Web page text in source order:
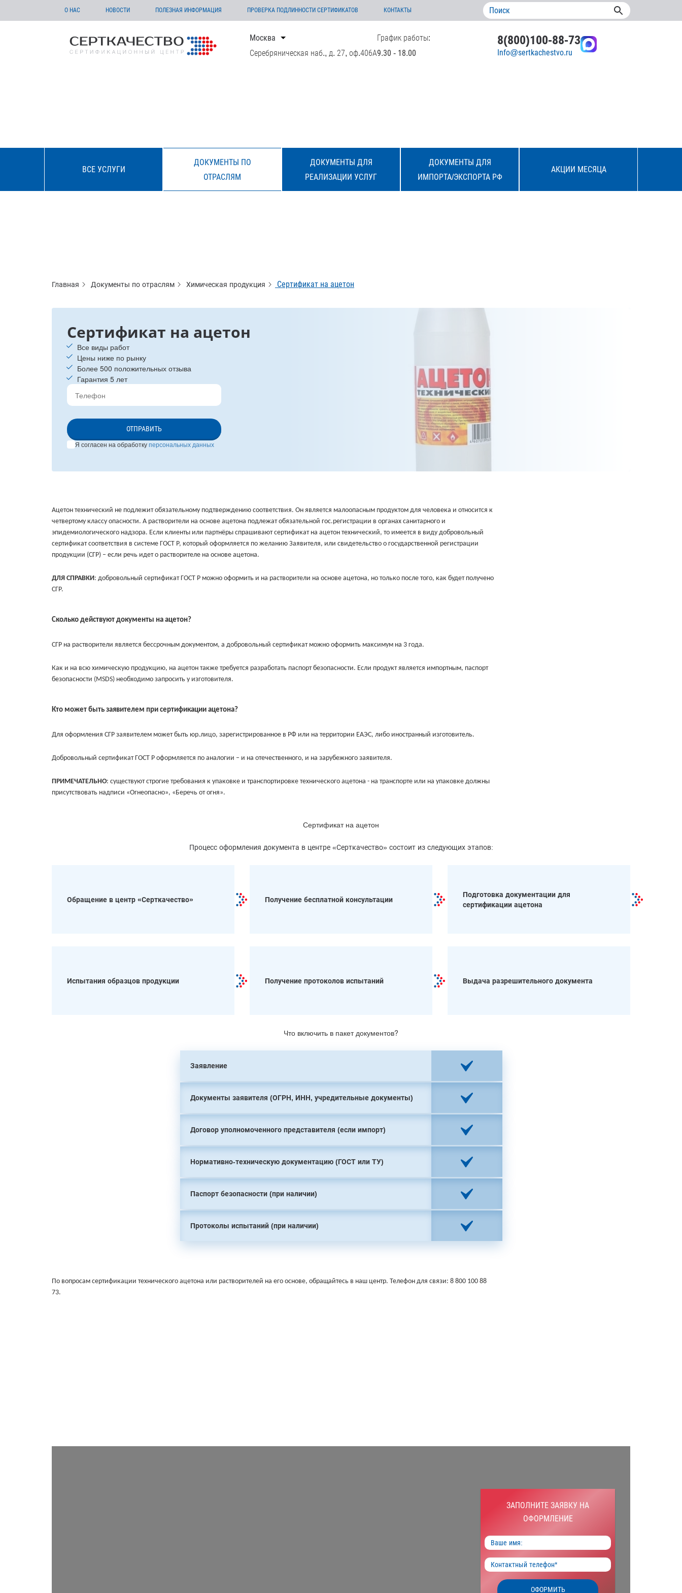
О НАС НОВОСТИ ПОЛЕЗНАЯ ИНФОРМАЦИЯ ПРОВЕРКА ПОДЛИННОСТИ СЕРТИФИКАТОВ КОНТАКТЫ
Москва
Серебряническая наб., д. 27, оф.406А
График работы:
9.30 - 18.00
8(800)100-88-73
Info@sertkachestvo.ru
ВСЕ УСЛУГИ
ДОКУМЕНТЫ ПО
ОТРАСЛЯМ
ДОКУМЕНТЫ ДЛЯ
РЕАЛИЗАЦИИ УСЛУГ
ДОКУМЕНТЫ ДЛЯ
ИМПОРТА/ЭКСПОРТА РФ
АКЦИИ МЕСЯЦА
Главная Документы по отраслям Химическая продукция Сертификат на ацетон
Сертификат на ацетон
Все виды работ
Цены ниже по рынку
Более 500 положительных отзыва
Гарантия 5 лет
ОТПРАВИТЬ
Я согласен на обработкуперсональных данных
Ацетон технический не подлежит обязательному подтверждению соответствия. Он является малоопасным продуктом для человека и относится к
четвертому классу опасности. А растворители на основе ацетона подлежат обязательной гос.регистрации в органах санитарного и
эпидемиологического надзора. Если клиенты или партнёры спрашивают сертификат на ацетон технический, то имеется в виду добровольный
сертификат соответствия в системе ГОСТ Р, который оформляется по желанию Заявителя, или свидетельство о государственной регистрации
продукции (СГР) – если речь идет о растворителе на основе ацетона.
ДЛЯ СПРАВКИ: добровольный сертификат ГОСТ Р можно оформить и на растворители на основе ацетона, но только после того, как будет получено
СГР.
Сколько действуют документы на ацетон?
СГР на растворители является бессрочным документом, а добровольный сертификат можно оформить максимум на 3 года.
Как и на всю химическую продукцию, на ацетон также требуется разработать паспорт безопасности. Если продукт является импортным, паспорт
безопасности (MSDS) необходимо запросить у изготовителя.
Кто может быть заявителем при сертификации ацетона?
Для оформления СГР заявителем может быть юр.лицо, зарегистрированное в РФ или на территории ЕАЭС, либо иностранный изготовитель.
Добровольный сертификат ГОСТ Р оформляется по аналогии – и на отечественного, и на зарубежного заявителя.
ПРИМЕЧАТЕЛЬНО: существуют строгие требования к упаковке и транспортировке технического ацетона - на транспорте или на упаковке должны
присутствовать надписи «Огнеопасно», «Беречь от огня».
Сертификат на ацетон
Процесс оформления документа в центре «Серткачество» состоит из следующих этапов:
Обращение в центр «Серткачество» Получение бесплатной консультации
Подготовка документации для
сертификации ацетона
Испытания образцов продукции Получение протоколов испытаний Выдача разрешительного документа
Что включить в пакет документов?
Заявление
Документы заявителя (ОГРН, ИНН, учредительные документы)
Договор уполномоченного представителя (если импорт)
Нормативно-техническую документацию (ГОСТ или ТУ)
Паспорт безопасности (при наличии)
Протоколы испытаний (при наличии)
По вопросам сертификации технического ацетона или растворителей на его основе, обращайтесь в наш центр. Телефон для связи: 8 800 100 88
73.
ЗАПОЛНИТЕ ЗАЯВКУ НА
ОФОРМЛЕНИЕ
ОФОРМИТЬ